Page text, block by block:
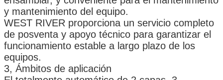
y mantenimiento del equipo.
WEST RIVER proporciona un servicio completo
de posventa y apoyo técnico para garantizar el
funcionamiento estable a largo plazo de los
equipos.
3, Ámbitos de aplicación